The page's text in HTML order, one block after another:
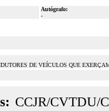
Autógrafo:
-
DE VEÍCULOS QUE
CCJR/CVTDU/